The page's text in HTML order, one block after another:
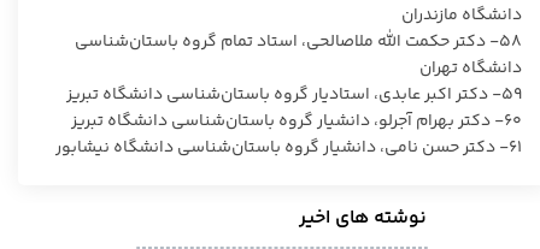
دانشگاه مازندران
۵۸- دکتر حکمت الله ملاصالحی، استاد تمام گروه باستان‌شناسی
دانشگاه تهران
۵۹- دکتر اکبر عابدی، استادیار گروه باستان‌شناسی دانشگاه تبریز
۶۰- دکتر بهرام آجرلو، دانشیار گروه باستان‌شناسی دانشگاه تبریز
۶۱- دکتر حسن نامی، دانشیار گروه باستان‌شناسی دانشگاه نیشابور
نوشته های اخیر